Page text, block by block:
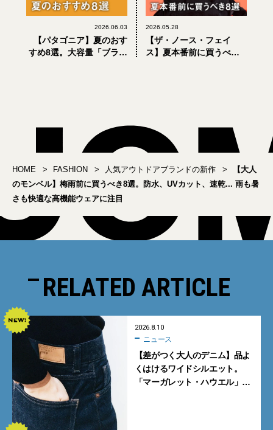
2026.06.03
【パタゴニア】夏のおす
すめ8選。大容量「ブラッ
2026.05.28
【ザ・ノース・フェイ
ス】夏本番前に買うべき8
HOME FASHION 人気アウトドアブランドの新作
【大人
のモンベル】梅雨前に買うべき8選。防水、UVカット、速乾... 雨も暑
さも快適な高機能ウェアに注目
RELATED ARTICLE
2026.8.10
ニュース
【差がつく大人のデニム】品よ
くはけるワイドシルエット。
「マーガレット・ハウエル」と